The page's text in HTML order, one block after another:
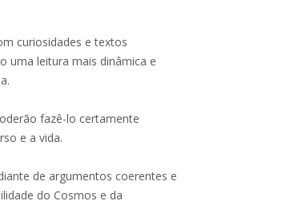
curiosidades e textos
uma leitura mais dinâmica e
fazê-lo certamente
e a vida.
de argumentos coerentes e
do Cosmos e da